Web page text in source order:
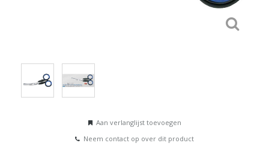
Aan verlanglijst toevoegen
Neem contact op over dit product